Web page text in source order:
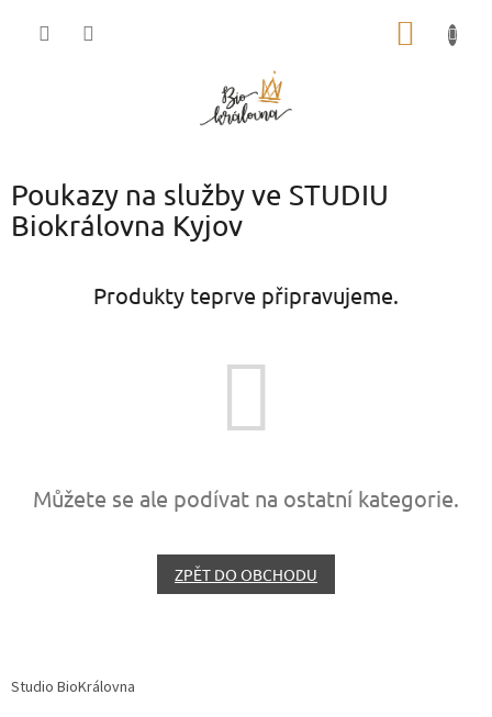
Poukazy na služby ve STUDIU
Biokrálovna Kyjov
Produkty teprve připravujeme.
Můžete se ale podívat na ostatní kategorie.
ZPĚT DO OBCHODU
Studio BioKrálovna